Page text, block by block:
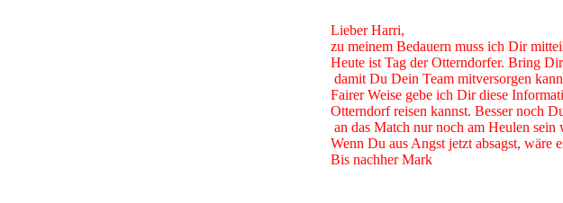
Lieber Harri,
zu meinem Bedauern muss ich Dir
Heute ist Tag der Otterndorfer. Bring
damit Du Dein Team mitversorgen
Fairer Weise gebe ich Dir diese
Otterndorf reisen kannst. Besser noch
an das Match nur noch am Heulen sein
Wenn Du aus Angst jetzt absagst, wäre
Bis nachher Mark